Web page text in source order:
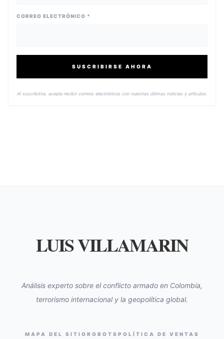
CORREO ELECTRÓNICO *
SUSCRIBIRSE AHORA
Al suscribirse, acepta recibir correos electrónicos con nuestras últimas noticias y artículos.
LUIS VILLAMARIN
Análisis experto sobre el conflicto armado en Colombia,
terrorismo internacional y la geopolítica global.
MAPA DEL SITIO ROBOTS POLÍTICA DE VENTAS